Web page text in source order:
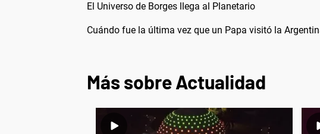
El Universo de Borges llega al Planetario
Cuándo fue la última vez que un Papa visitó la
Más sobre Actualidad